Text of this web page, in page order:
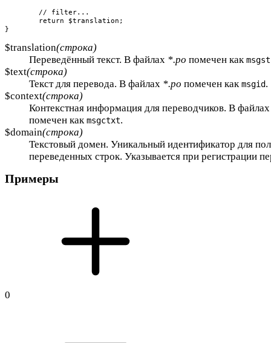
}
$translation(строка)
Переведённый текст. В файлах *.po помечен как
$text(строка)
Текст для перевода. В файлах *.po помечен какmsgid.
$context(строка)
Контекстная информация для переводчиков. В
помечен какmsgctxt.
$domain(строка)
Текстовый домен. Уникальный идентификатор для
переведенных строк. Указывается при регистрации
Примеры
0